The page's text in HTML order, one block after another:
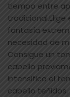
tiempo entre
fantasía
necesidad de
Consigue un
cabello
Intensifica el
cabello teñidos.